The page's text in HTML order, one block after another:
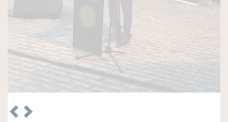
ΠΑΛΑΙΌΤΕΡΑ
Προκήρυξη Παραδοσιακής Εμποροπανήγυρης
Αταλάντης 2026